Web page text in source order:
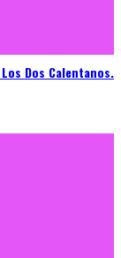
Dos Calentanos.